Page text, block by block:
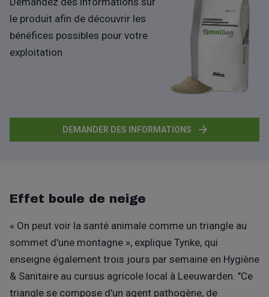
le produit afin de découvrir les
bénéfices possibles pour votre
exploitation
DEMANDER DES INFORMATIONS
Effet boule de neige
« On peut voir la santé animale comme un triangle au
sommet d'une montagne », explique Tynke, qui
enseigne également trois jours par semaine en Hygiène
& Sanitaire au cursus agricole local à Leeuwarden. "Ce
triangle se compose d'un agent pathogène, de